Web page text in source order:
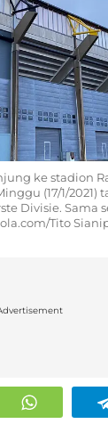
ke stadion
(17/1/2021)
Divisie. Sama
Tito